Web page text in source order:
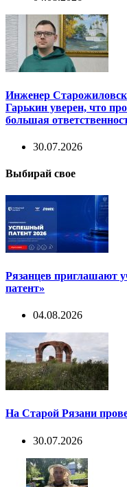
Инженер
Гарькин уверен, что
большая
30.07.2026
Выбирай свое
Рязанцев приглашают
патент»
04.08.2026
На Старой Рязани
30.07.2026